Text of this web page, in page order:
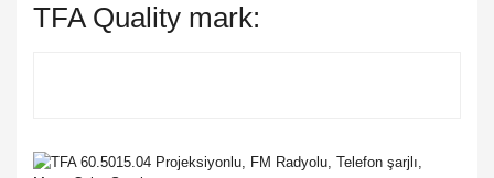
TFA Quality mark: